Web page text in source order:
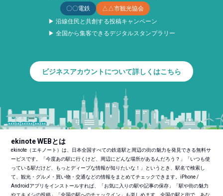
〇〇電鉄
△△市観光協会
▶ 沿線住民と共創する投稿キャンペーン
▶ 全国から集客できるデジタルスタンプラリー
ビジネスアカウントについて詳しくはこちら
ekinote WEBとは
ekinote（エキノート）は、日本全国すべての鉄道駅と周辺の街の魅力を発見できる無料サ
ービスです。「今度あの駅に行くけど、周辺にどんな場所があるんだろう？」「いつも使
っている駅だけど、もっとディープな情報が知りたいな！」というとき、駅名で検索し
て、観光・グルメ・買い物・交通などの情報をまとめてチェックできます。iPhone /
Androidアプリをインストールすれば、「お気に入りの駅や記事の保存」「駅や街の魅力
やエキメシの投稿」「全国の駅へのチェックイン」も楽しめます。全国の駅と街で、あな